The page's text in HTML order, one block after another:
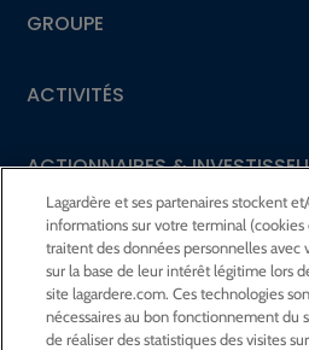
GROUPE
ACTIVITÉS
ACTIONNAIRES &
LA RSECHEZ LAGARDÈRE
LA FONDATIONJEAN‑LUC
Lagardère et ses partenaires stockent
informations sur votre terminal (cookies
traitent des données personnelles avec
sur la base de leur intérêt légitime lors
site lagardere.com. Ces technologies
nécessaires au bon fonctionnement du
de réaliser des statistiques des visites